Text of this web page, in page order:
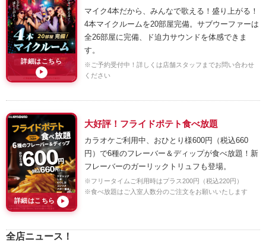
詳細はこちら
▶
マイク4本だから、みんなで歌える！盛り上がる！
4本マイクルームを20部屋完備。サブウーファーは
全26部屋に完備、ド迫力サウンドを体感できま
す。
※ご予約受付中！詳しくは店舗スタッフまでお問い合わせ
ください
詳細はこちら ▶
大好評！フライドポテト食べ放題
カラオケご利用中、おひとり様600円（税込660
円）で6種のフレーバー＆ディップが食べ放題！新
フレーバーのガーリックトリュフも登場。
※フリータイムご利用時はプラス200円（税込220円）
※食べ放題はご入室人数分のご注文をお願いいたします
全店ニュース！